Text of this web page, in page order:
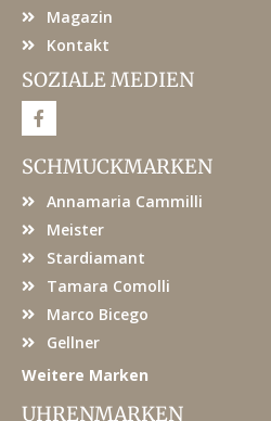
Magazin
Kontakt
SOZIALE MEDIEN
F
a
e
b
o
SCHMUCKMARKEN
Annamaria Cammilli
Meister
Stardiamant
Tamara Comolli
Marco Bicego
Gellner
Weitere Marken
UHRENMARKEN